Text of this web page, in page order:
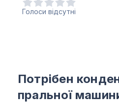
Голоси відсутні
Потрібен
пральної